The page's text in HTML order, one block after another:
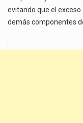
evitando que el
demás componentes